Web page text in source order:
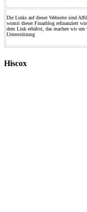
Die Links auf dieser Webseite sind
womit dieser Finazblog refinanziert
dem Link erhältst, das machen wir
Unterstützung
Hiscox